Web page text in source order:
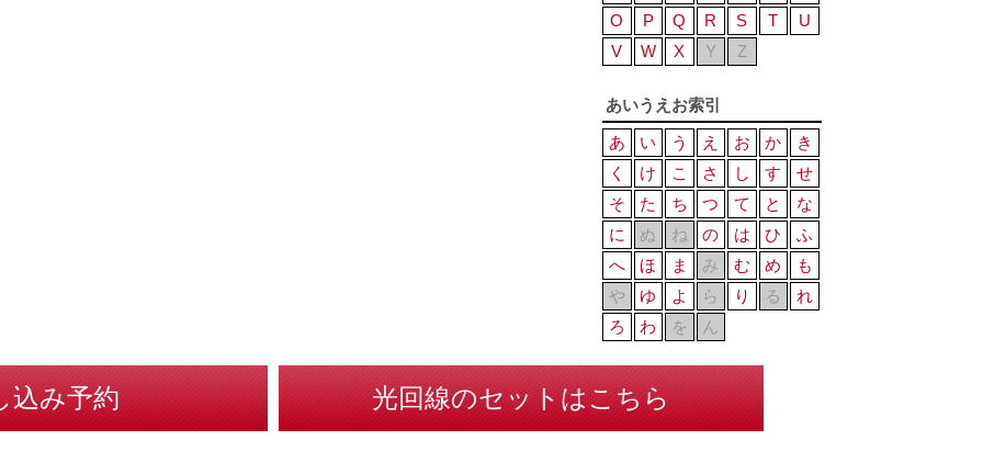
O
P Q R S T
U
V
W X Y Z
あいうえお索引
あ
い う え お か
き
く
け こ さ し す
せ
そ
た ち つ て と
な
に
ぬ ね の は ひ
ふ
へ
ほ ま み む め
も
や
ゆ よ ら り る
れ
ろ
わ を ん
込み予約 光回線のセットはこちら